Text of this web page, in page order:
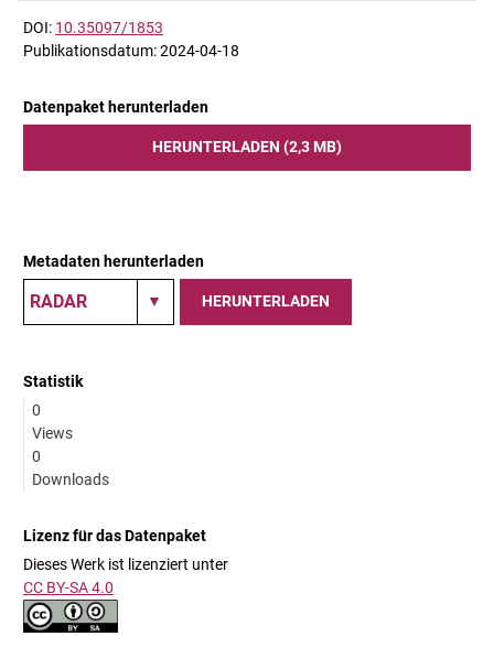
DOI: 10.35097/1853
Publikationsdatum: 2024-04-18
Datenpaket herunterladen
HERUNTERLADEN (2,3 MB)
Metadaten herunterladen
HERUNTERLADEN
Statistik
0
Views
0
Downloads
Lizenz für das Datenpaket
Dieses Werk ist lizenziert unter
CC BY-SA 4.0